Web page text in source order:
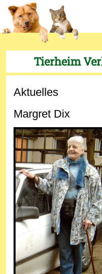
Tierheim
Aktuelles
Margret Dix